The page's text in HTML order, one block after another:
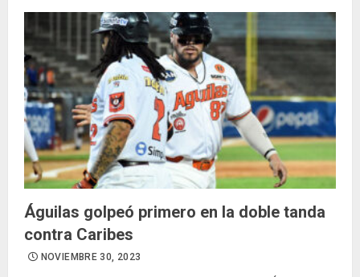
Águilas golpeó primero en la doble tanda
contra Caribes
NOVIEMBRE 30, 2023